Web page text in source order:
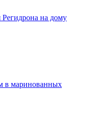
на дому
в маринованных